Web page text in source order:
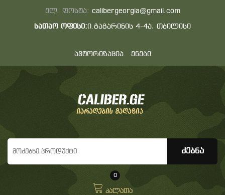
ელ. ფოსტა: calibergeorgia@gmail.com
სათაო ოფისი:ი.გაგარინის 4-4ა, თბილისი
ავტორიზაცია ენები
0
კალათა